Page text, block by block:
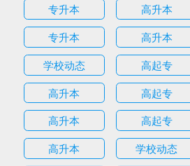
专升本
高升本
专升本
高升本
学校动态
高起专
高升本
高起专
高升本
高起专
高升本
学校动态